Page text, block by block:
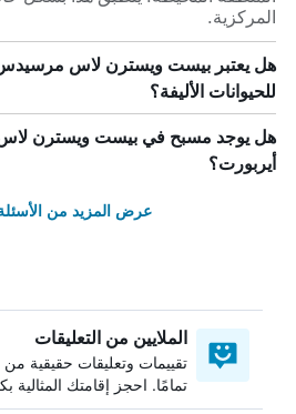
المركزية.
هل يعتبر بيست ويسترن لاس مرسيدس
للحيوانات الأليفة؟
هل يوجد مسبح في بيست ويسترن
أيربورت؟
عرض المزيد من
الملايين من التعليقات
تقييمات وتعليقات حقيقية من
تمامًا. احجز إقامتك المثالية